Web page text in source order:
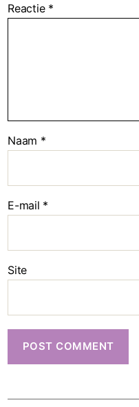
Reactie *
Naam *
E-mail *
Site